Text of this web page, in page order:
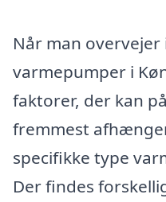
Når man
varmepumper i
faktorer, der kan
fremmest
specifikke type
Der findes